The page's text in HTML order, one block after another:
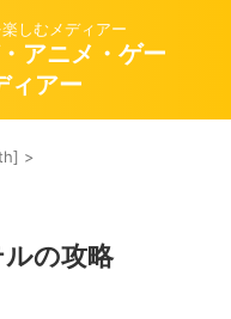
しむメディアー
アニメ・ゲー
ィアー
>
ルの攻略